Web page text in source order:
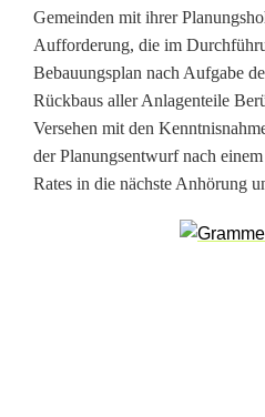
Gemeinden mit ihrer
Aufforderung, die im
Bebauungsplan nach Aufgabe
Rückbaus aller Anlagenteile
Versehen mit den
der Planungsentwurf nach
Rates in die nächste Anhörung